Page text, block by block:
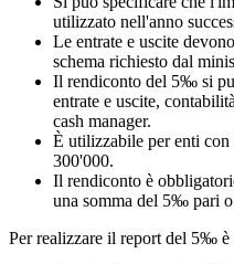
utilizzato nell'anno
Le entrate e uscite
schema richiesto dal
Il rendiconto del 5‰ si
entrate e uscite,
cash manager.
È utilizzabile per enti
300'000.
Il rendiconto è
una somma del 5‰ pari
Per realizzare il report del 5‰ è